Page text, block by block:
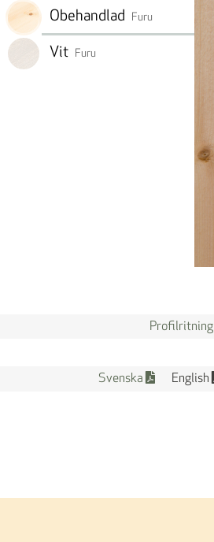
Obehandlad Furu
Vit Furu
Profilritning
Svenska English